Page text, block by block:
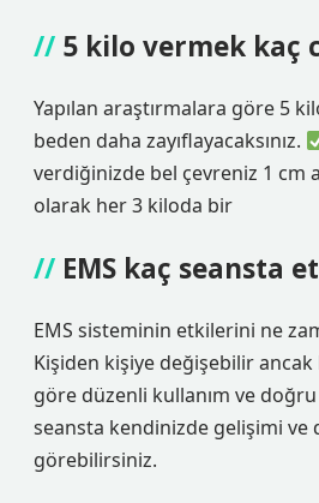
5 kilo vermek kaç
Yapılan araştırmalara göre 5
beden daha zayıflayacaksınız.
verdiğinizde bel çevreniz 1 cm
olarak her 3 kiloda bir
EMS kaç seansta
EMS sisteminin etkilerini ne
Kişiden kişiye değişebilir
göre düzenli kullanım ve
seansta kendinizde gelişimi ve
görebilirsiniz.